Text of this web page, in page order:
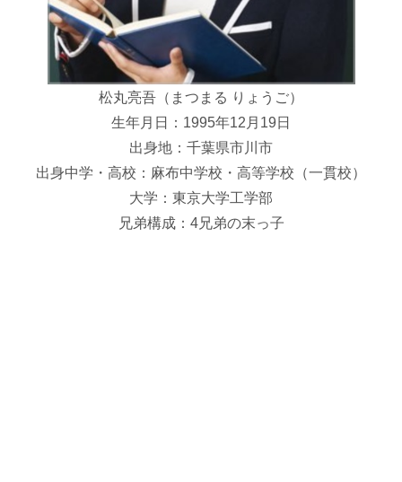
松丸亮吾（まつまる りょうご）
生年月日：1995年12月19日
出身地：千葉県市川市
出身中学・高校：麻布中学校・高等学校（一貫校）
大学：東京大学工学部
兄弟構成：4兄弟の末っ子